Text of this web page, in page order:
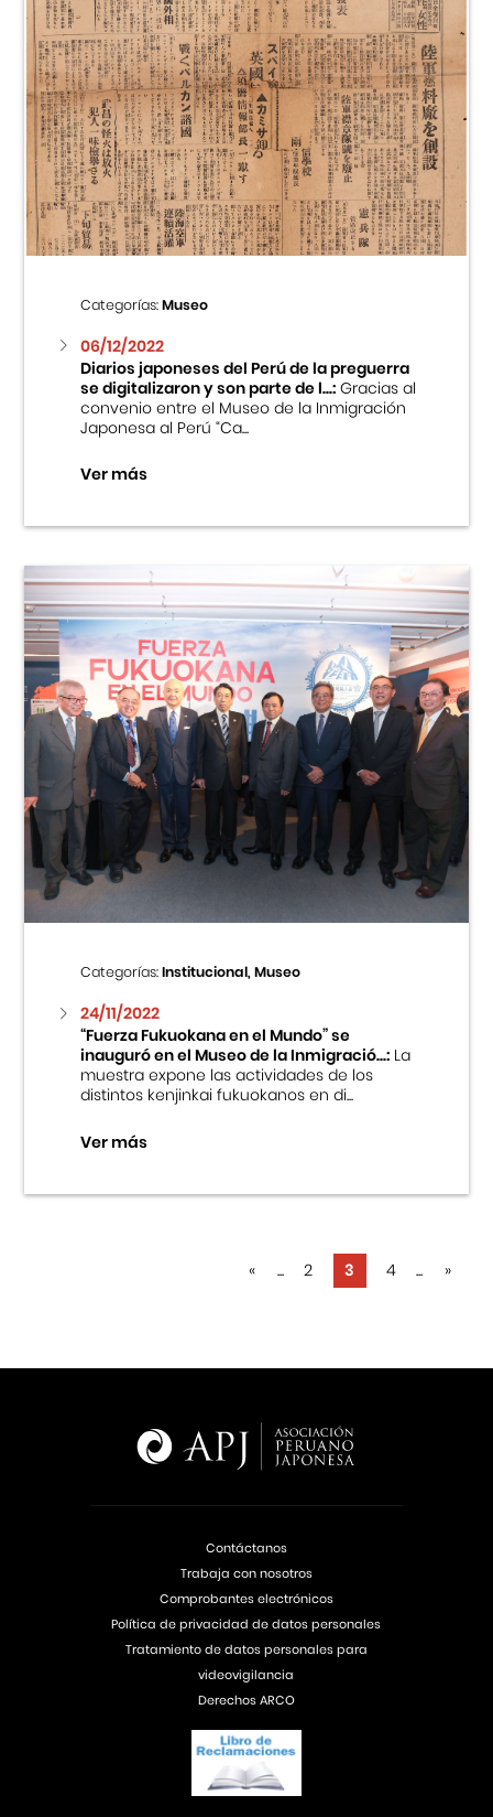
Categorías:Museo
06/12/2022
Diarios japoneses del Perú de la preguerra
se digitalizaron y son parte de l...:Gracias al
convenio entre el Museo de la Inmigración
Japonesa al Perú “Ca...
Ver más
Categorías:Institucional, Museo
24/11/2022
“Fuerza Fukuokana en el Mundo” se
inauguró en el Museo de la Inmigració...:La
muestra expone las actividades de los
distintos kenjinkai fukuokanos en di...
Ver más
« ... 2 3 4 ... »
Contáctanos
Trabaja con nosotros
Comprobantes electrónicos
Política de privacidad de datos personales
Tratamiento de datos personales para
videovigilancia
Derechos ARCO